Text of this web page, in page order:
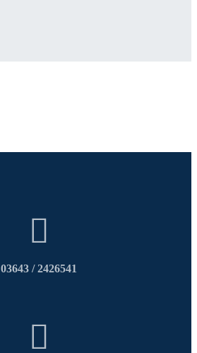
03643 / 2426541